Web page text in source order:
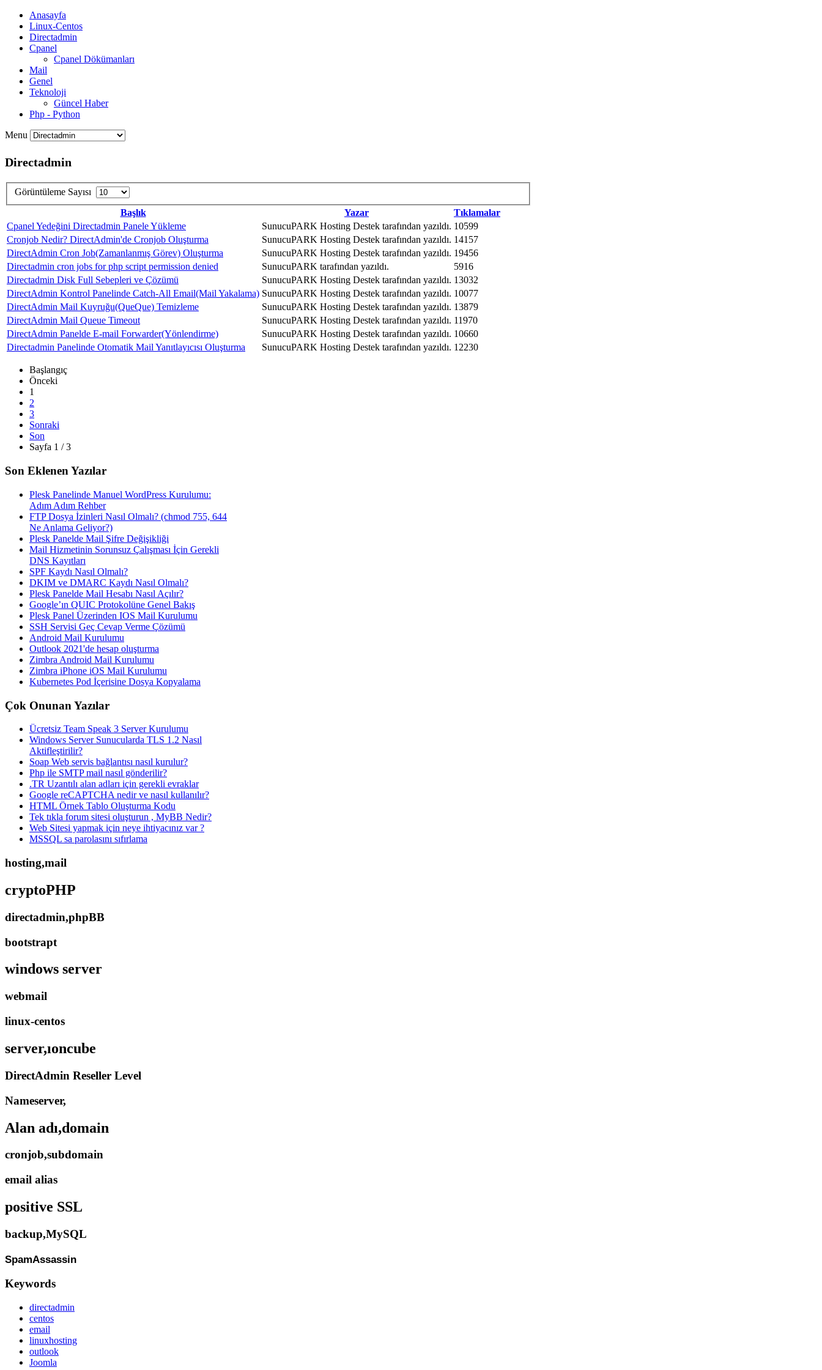
Anasayfa
Linux-Centos
Directadmin
Cpanel
Cpanel Dökümanları
Mail
Genel
Teknoloji
Güncel Haber
Php - Python
Menu
Directadmin
Görüntüleme Sayısı
Başlık
Yazar
Tıklamalar
Cpanel Yedeğini Directadmin Panele Yükleme
SunucuPARK Hosting Destek tarafından yazıldı. 10599
Cronjob Nedir? DirectAdmin'de Cronjob Oluşturma
SunucuPARK Hosting Destek tarafından yazıldı. 14157
DirectAdmin Cron Job(Zamanlanmış Görev) Oluşturma
SunucuPARK Hosting Destek tarafından yazıldı. 19456
Directadmin cron jobs for php script permission denied
SunucuPARK tarafından yazıldı.
5916
Directadmin Disk Full Sebepleri ve Çözümü
SunucuPARK Hosting Destek tarafından yazıldı. 13032
DirectAdmin Kontrol Panelinde Catch-All Email(Mail Yakalama) SunucuPARK Hosting Destek tarafından yazıldı. 10077
DirectAdmin Mail Kuyruğu(QueQue) Temizleme
SunucuPARK Hosting Destek tarafından yazıldı. 13879
DirectAdmin Mail Queue Timeout
SunucuPARK Hosting Destek tarafından yazıldı. 11970
DirectAdmin Panelde E-mail Forwarder(Yönlendirme)
SunucuPARK Hosting Destek tarafından yazıldı. 10660
Directadmin Panelinde Otomatik Mail Yanıtlayıcısı Oluşturma
SunucuPARK Hosting Destek tarafından yazıldı. 12230
Başlangıç
Önceki
1
2
3
Sonraki
Son
Sayfa 1 / 3
Son Eklenen Yazılar
Plesk Panelinde Manuel WordPress Kurulumu:
Adım Adım Rehber
FTP Dosya İzinleri Nasıl Olmalı? (chmod 755, 644
Ne Anlama Geliyor?)
Plesk Panelde Mail Şifre Değişikliği
Mail Hizmetinin Sorunsuz Çalışması İçin Gerekli
DNS Kayıtları
SPF Kaydı Nasıl Olmalı?
DKIM ve DMARC Kaydı Nasıl Olmalı?
Plesk Panelde Mail Hesabı Nasıl Açılır?
Google’ın QUIC Protokolüne Genel Bakış
Plesk Panel Üzerinden IOS Mail Kurulumu
SSH Servisi Geç Cevap Verme Çözümü
Android Mail Kurulumu
Outlook 2021'de hesap oluşturma
Zimbra Android Mail Kurulumu
Zimbra iPhone iOS Mail Kurulumu
Kubernetes Pod İçerisine Dosya Kopyalama
Çok Onunan Yazılar
Ücretsiz Team Speak 3 Server Kurulumu
Windows Server Sunucularda TLS 1.2 Nasıl
Aktifleştirilir?
Soap Web servis bağlantısı nasıl kurulur?
Php ile SMTP mail nasıl gönderilir?
.TR Uzantılı alan adları için gerekli evraklar
Google reCAPTCHA nedir ve nasıl kullanılır?
HTML Örnek Tablo Oluşturma Kodu
Tek tıkla forum sitesi oluşturun , MyBB Nedir?
Web Sitesi yapmak için neye ihtiyacınız var ?
MSSQL sa parolasını sıfırlama
hosting,mail
cryptoPHP
directadmin,phpBB
bootstrapt
windows server
webmail
linux-centos
server,ıoncube
DirectAdmin Reseller Level
Nameserver,
Alan adı,domain
cronjob,subdomain
email alias
positive SSL
backup,MySQL
SpamAssassin
Keywords
directadmin
centos
email
linuxhosting
outlook
Joomla